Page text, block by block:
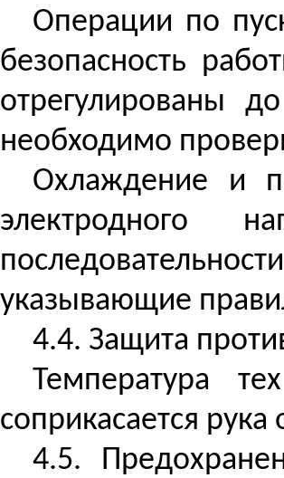
Операции по
безопасность
отрегулированы
необходимо
Охлаждение и
электродного
указывающие
4.4. Защита
Температура
соприкасается
4.5.